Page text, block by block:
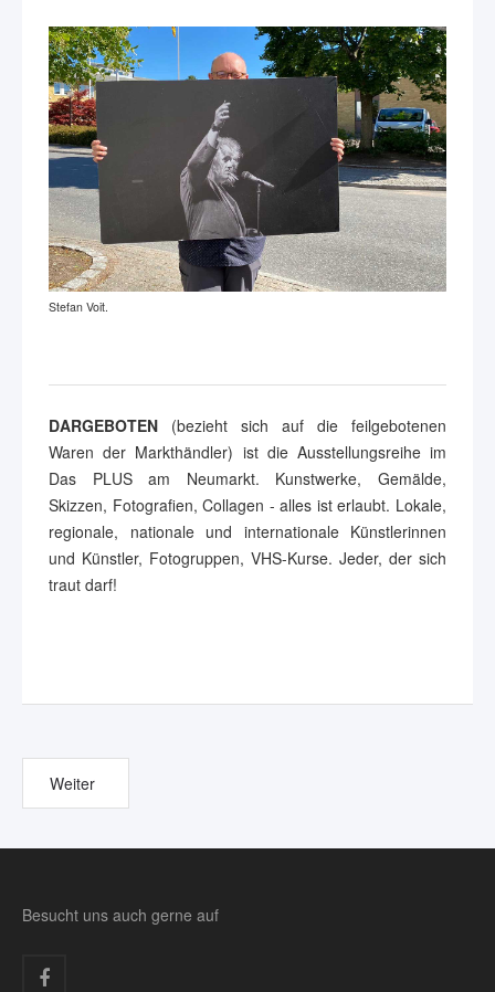
Stefan Voit.
DARGEBOTEN (bezieht sich auf die feilgebotenen
Waren der Markthändler) ist die Ausstellungsreihe im
Das PLUS am Neumarkt. Kunstwerke, Gemälde,
Skizzen, Fotografien, Collagen - alles ist erlaubt. Lokale,
regionale, nationale und internationale Künstlerinnen
und Künstler, Fotogruppen, VHS-Kurse. Jeder, der sich
traut darf!
Weiter
Besucht uns auch gerne auf